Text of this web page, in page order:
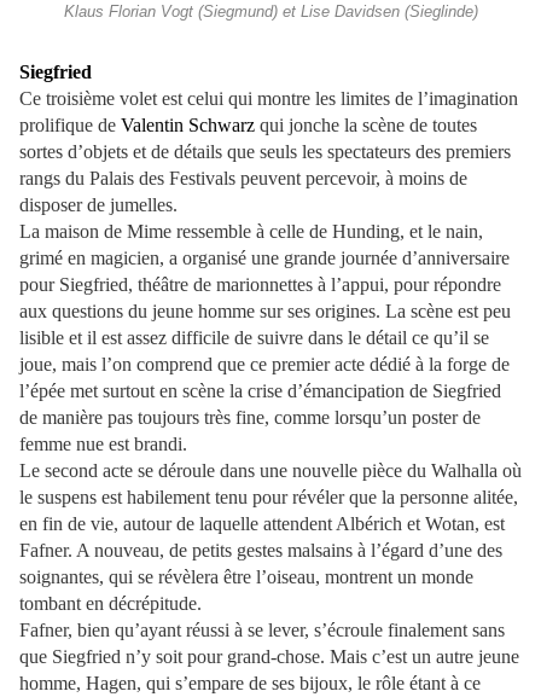
Klaus Florian Vogt (Siegmund) et Lise Davidsen (Sieglinde)
Siegfried
Ce troisième volet est celui qui montre les limites de l’imagination
prolifique de Valentin Schwarz qui jonche la scène de toutes
sortes d’objets et de détails que seuls les spectateurs des premiers
rangs du Palais des Festivals peuvent percevoir, à moins de
disposer de jumelles.
La maison de Mime ressemble à celle de Hunding, et le nain,
grimé en magicien, a organisé une grande journée d’anniversaire
pour Siegfried, théâtre de marionnettes à l’appui, pour répondre
aux questions du jeune homme sur ses origines. La scène est peu
lisible et il est assez difficile de suivre dans le détail ce qu’il se
joue, mais l’on comprend que ce premier acte dédié à la forge de
l’épée met surtout en scène la crise d’émancipation de Siegfried
de manière pas toujours très fine, comme lorsqu’un poster de
femme nue est brandi.
Le second acte se déroule dans une nouvelle pièce du Walhalla où
le suspens est habilement tenu pour révéler que la personne alitée,
en fin de vie, autour de laquelle attendent Albérich et Wotan, est
Fafner. A nouveau, de petits gestes malsains à l’égard d’une des
soignantes, qui se révèlera être l’oiseau, montrent un monde
tombant en décrépitude.
Fafner, bien qu’ayant réussi à se lever, s’écroule finalement sans
que Siegfried n’y soit pour grand-chose. Mais c’est un autre jeune
homme, Hagen, qui s’empare de ses bijoux, le rôle étant à ce